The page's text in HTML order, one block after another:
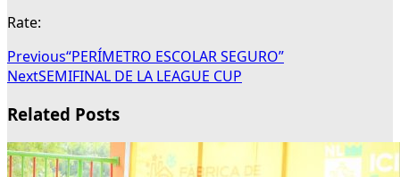
Rate:
Previous“PERÍMETRO ESCOLAR SEGURO”
NextSEMIFINAL DE LA LEAGUE CUP
Related Posts